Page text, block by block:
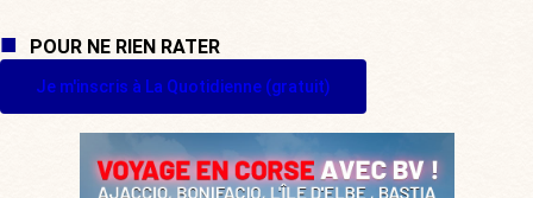
POUR NE RIEN RATER
Je m'inscris à La Quotidienne (gratuit)